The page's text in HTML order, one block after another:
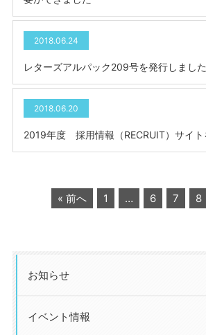
2018.06.24
レターズアルパック209号を発行しました
2018.06.20
2019年度 採用情報（RECRUIT）サイト
« 前へ 1 … 6 7 8
お知らせ
イベント情報